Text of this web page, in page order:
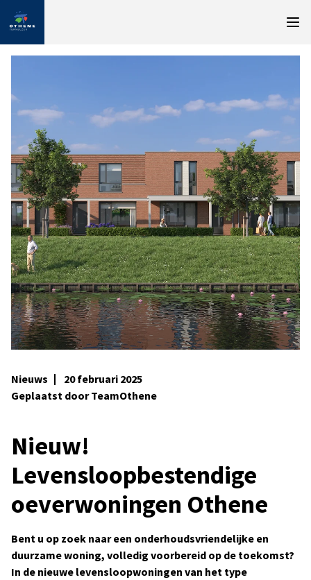
Nieuws
20 februari 2025
Geplaatst door TeamOthene
Nieuw!
Levensloopbestendige
oeverwoningen Othene
Bent u op zoek naar een onderhoudsvriendelijke en
duurzame woning, volledig voorbereid op de toekomst?
In de nieuwe levensloopwoningen van het type
Nieuw: appartementen in Othene Zuid
Geïnteresseerd in een appartement in Othene Zuid?
Geef dan uw wensen door via onze enquête
Naar enquête